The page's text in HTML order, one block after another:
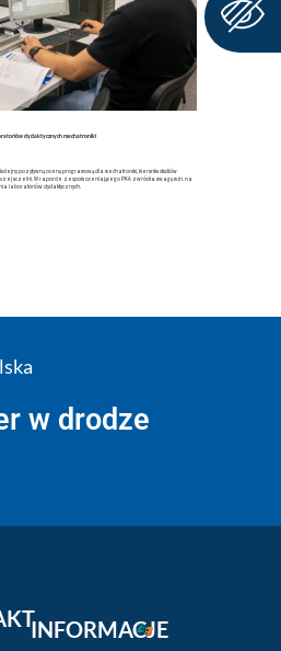
dydaktycznych mechatroniki
pozytywną ocenę programową dla mechatroniki, kierunku studiów
uczelni. W raporcie zespołu oceniającego PKA zwróciła uwagę m.in. na
laboratoriów dydaktycznych.
w drodze
INFORMACJE